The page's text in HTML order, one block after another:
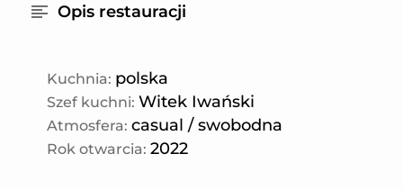
Opis restauracji
Kuchnia: polska
Szef kuchni: Witek Iwański
Atmosfera: casual / swobodna
Rok otwarcia: 2022